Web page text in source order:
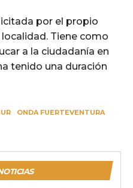
por el propio
Tiene como
a la ciudadanía en
tenido una duración
ONDA FUERTEVENTURA